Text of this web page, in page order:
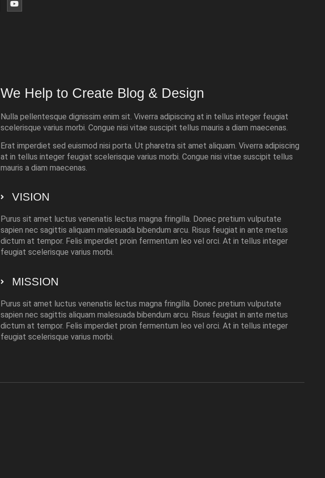
We Help to Create Blog & Design
Nulla pellentesque dignissim enim sit. Viverra adipiscing at in tellus integer feugiat
scelerisque varius morbi. Congue nisi vitae suscipit tellus mauris a diam maecenas.
Erat imperdiet sed euismod nisi porta. Ut pharetra sit amet aliquam. Viverra adipiscing
at in tellus integer feugiat scelerisque varius morbi. Congue nisi vitae suscipit tellus
mauris a diam maecenas.
VISION
Purus sit amet luctus venenatis lectus magna fringilla. Donec pretium vulputate
sapien nec sagittis aliquam malesuada bibendum arcu. Risus feugiat in ante metus
dictum at tempor. Felis imperdiet proin fermentum leo vel orci. At in tellus integer
feugiat scelerisque varius morbi.
MISSION
Purus sit amet luctus venenatis lectus magna fringilla. Donec pretium vulputate
sapien nec sagittis aliquam malesuada bibendum arcu. Risus feugiat in ante metus
dictum at tempor. Felis imperdiet proin fermentum leo vel orci. At in tellus integer
feugiat scelerisque varius morbi.